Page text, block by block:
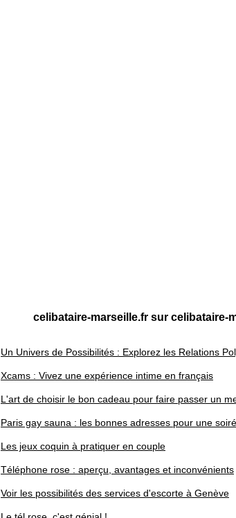
celibataire-marseille.fr sur celibataire-
Un Univers de Possibilités : Explorez les Relations
Xcams : Vivez une expérience intime en français
L'art de choisir le bon cadeau pour faire passer un
Paris gay sauna : les bonnes adresses pour une
Les jeux coquin à pratiquer en couple
Téléphone rose : aperçu, avantages et inconvénients
Voir les possibilités des services d'escorte à Genève